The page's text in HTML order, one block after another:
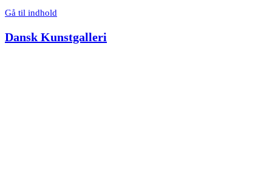
Gå til indhold
Dansk Kunstgalleri